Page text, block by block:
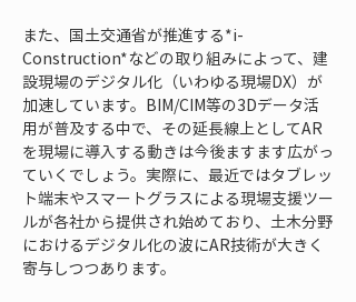
また、国土交通省が推進する*i-
Construction*などの取り組みによって、建
設現場のデジタル化（いわゆる現場DX）が
加速しています。BIM/CIM等の3Dデータ活
用が普及する中で、その延長線上としてAR
を現場に導入する動きは今後ますます広がっ
ていくでしょう。実際に、最近ではタブレッ
ト端末やスマートグラスによる現場支援ツー
ルが各社から提供され始めており、土木分野
におけるデジタル化の波にAR技術が大きく
寄与しつつあります。